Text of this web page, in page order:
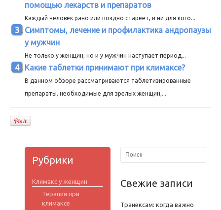
помощью лекарств и препаратов
Каждый человек рано или поздно стареет, и ни для кого...
Симптомы, лечение и профилактика андропаузы
у мужчин
Не только у женщин, но и у мужчин наступает период...
Какие таблетки принимают при климаксе?
В данном обзоре рассматриваются таблетизированные
препараты, необходимые для зрелых женщин,...
Рубрики
Климакс у женщин
Терапия при
климаксе
Свежие записи
Транексам: когда важно